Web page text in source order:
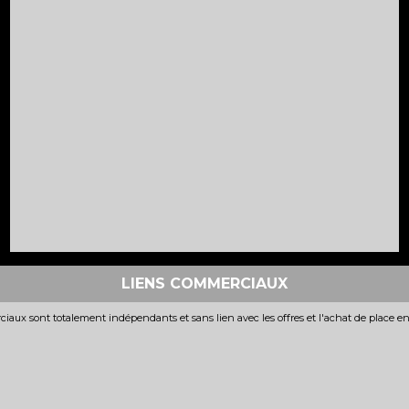
LIENS COMMERCIAUX
sont totalement indépendants et sans lien avec les offres et l'achat de place